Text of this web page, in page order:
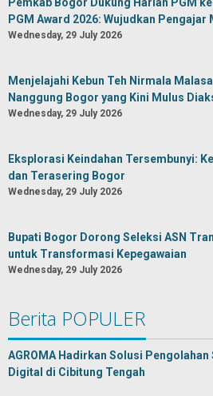
PGM Award 2026: Wujudkan Pengajar
Wednesday, 29 July 2026
Menjelajahi Kebun Teh Nirmala
Nanggung Bogor yang Kini Mulus
Wednesday, 29 July 2026
Eksplorasi Keindahan Tersembunyi:
dan Terasering Bogor
Wednesday, 29 July 2026
Bupati Bogor Dorong Seleksi ASN
untuk Transformasi Kepegawaian
Wednesday, 29 July 2026
Berita POPULER
AGROMA Hadirkan Solusi Pengolahan
Digital di Cibitung Tengah